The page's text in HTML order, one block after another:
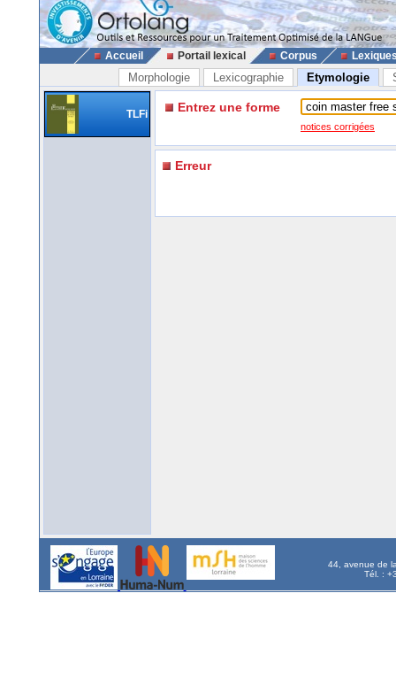
Accueil Portail lexical Corpus
Morphologie Lexicographie Etymologie
TLFi Entrez une forme
notices corrigées
Erreur
44, avenue de
Tél. :